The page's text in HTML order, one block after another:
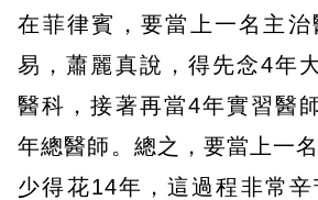
在菲律賓，要當上一名主治
易，蕭麗真說，得先念4年
醫科，接著再當4年實習醫
年總醫師。總之，要當上一
少得花14年，這過程非常